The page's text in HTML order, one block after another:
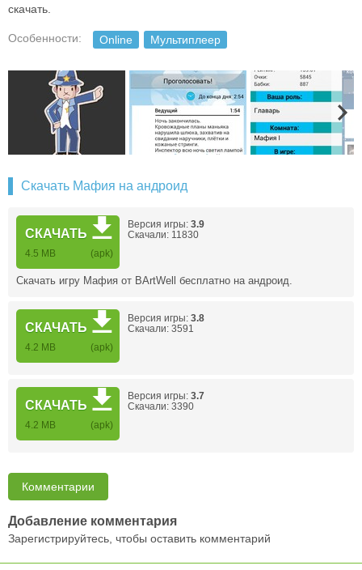
скачать.
Особенности: Online Мультиплеер
Скачать Мафия на андроид
СКАЧАТЬ
4.5 MB (apk)
Версия игры: 3.9
Скачали: 11830
Скачать игру Мафия от BArtWell бесплатно на андроид.
СКАЧАТЬ
4.2 MB (apk)
Версия игры: 3.8
Скачали: 3591
СКАЧАТЬ
4.2 MB (apk)
Версия игры: 3.7
Скачали: 3390
Комментарии
Добавление комментария
Зарегистрируйтесь, чтобы оставить комментарий